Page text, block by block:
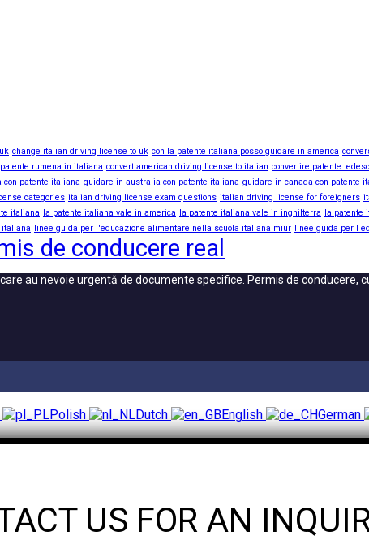
change italian driving license to uk con la patente italiana posso guidare in america
rumena in italiana convert american driving license to italian convertire patente
patente italiana guidare in australia con patente italiana guidare in canada con patente
categories italian driving license exam questions italian driving license for foreigners
italiana la patente italiana vale in america la patente italiana vale in inghilterra la patente
linee guida per l'educazione alimentare nella scuola italiana miur linee guida per l
de conducere real
au nevoie urgentă de documente specifice. Permis de conducere,
Polish Dutch English German
US FOR AN